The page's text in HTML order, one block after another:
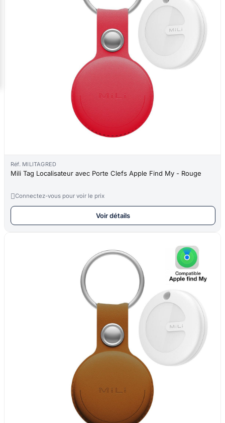
Réf. MILITAGRED
Mili Tag Localisateur avec Porte Clefs Apple Find My - Rouge
Connectez-vous pour voir le prix
Voir détails